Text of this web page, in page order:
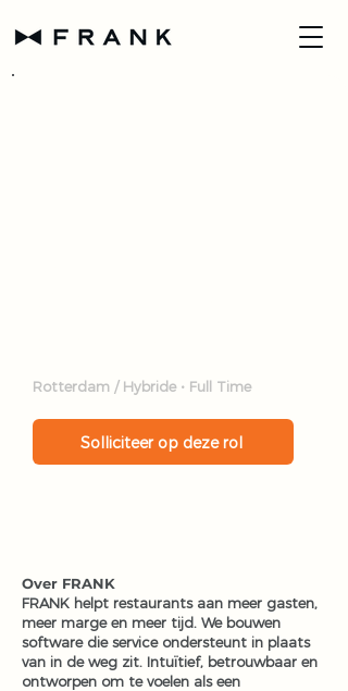
Rotterdam / Hybride • Full Time
Solliciteer op deze rol
Over FRANK
FRANK helpt restaurants aan meer gasten,
meer marge en meer tijd. We bouwen
software die service ondersteunt in plaats
van in de weg zit. Intuïtief, betrouwbaar en
ontworpen om te voelen als een